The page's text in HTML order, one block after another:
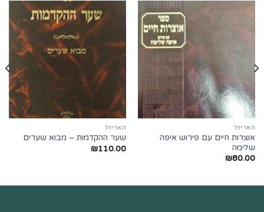
האריזל
אוצרות חיים עם פירוש איפה
שלימה
₪80.00
האריזל
שער ההקדמות – מבוא שערים
₪110.00